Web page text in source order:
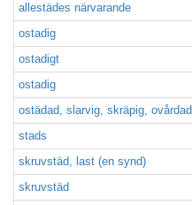
allestädes närvarande
ostadig
ostadigt
ostadig
ostädad, slarvig, skräpig, ovårdad
stads
skruvstäd, last (en synd)
skruvstäd